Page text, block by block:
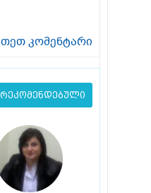
კომენტარი